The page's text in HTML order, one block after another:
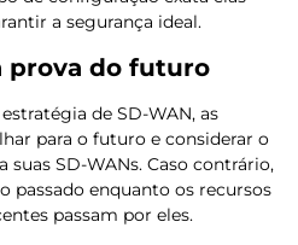
a segurança ideal.
prova do futuro
de SD-WAN, as
para o futuro e considerar o
suas SD-WANs. Caso contrário,
passado enquanto os recursos
passam por eles.